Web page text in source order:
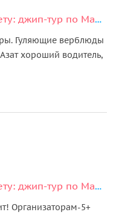
Путешествие на другую планету: джип-тур по Мангистау
Гуляющие верблюды
хороший водитель,
Путешествие на другую планету: джип-тур по Мангистау
Организаторам-5+